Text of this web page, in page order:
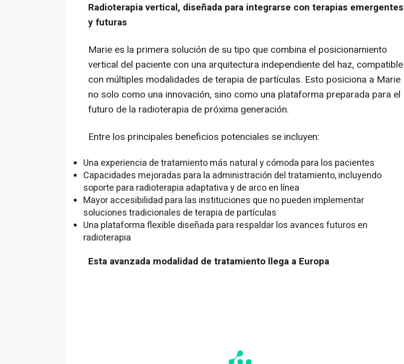
Radioterapia vertical, diseñada para integrarse con terapias emergentes
y futuras
Marie es la primera solución de su tipo que combina el posicionamiento
vertical del paciente con una arquitectura independiente del haz, compatible
con múltiples modalidades de terapia de partículas. Esto posiciona a Marie
no solo como una innovación, sino como una plataforma preparada para el
futuro de la radioterapia de próxima generación.
Entre los principales beneficios potenciales se incluyen:
Una experiencia de tratamiento más natural y cómoda para los pacientes
Capacidades mejoradas para la administración del tratamiento, incluyendo
soporte para radioterapia adaptativa y de arco en línea
Mayor accesibilidad para las instituciones que no pueden implementar
soluciones tradicionales de terapia de partículas
Una plataforma flexible diseñada para respaldar los avances futuros en
radioterapia
Esta avanzada modalidad de tratamiento llega a Europa